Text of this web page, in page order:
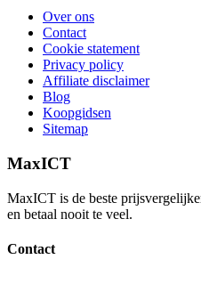
Over ons
Contact
Cookie statement
Privacy policy
Affiliate disclaimer
Blog
Koopgidsen
Sitemap
MaxICT
MaxICT is de beste
en betaal nooit te veel.
Contact